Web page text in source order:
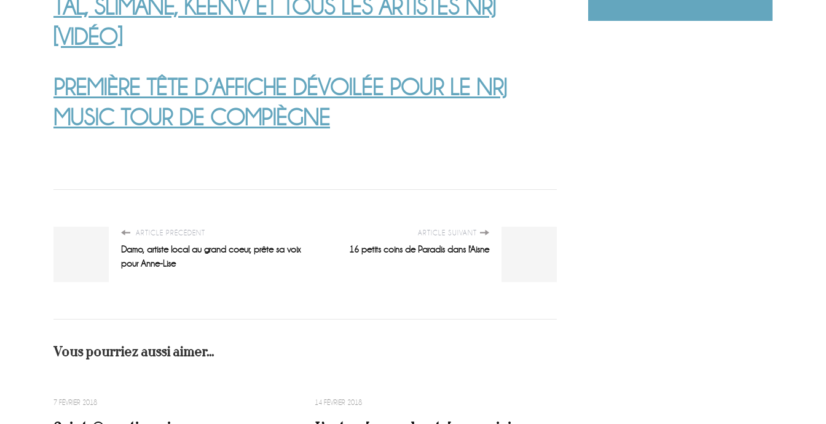
TAL, SLIMANE, KEEN’V ET TOUS LES ARTISTES NRJ
[VIDÉO]
PREMIÈRE TÊTE D’AFFICHE DÉVOILÉE POUR LE NRJ
MUSIC TOUR DE COMPIÈGNE
ARTICLE PRÉCÉDENT
Damo, artiste local au grand coeur, prête sa voix
pour Anne-Lise
ARTICLE SUIVANT
16 petits coins de Paradis dans l'Aisne
Vous pourriez aussi aimer...
7 FÉVRIER 2018 14 FÉVRIER 2018